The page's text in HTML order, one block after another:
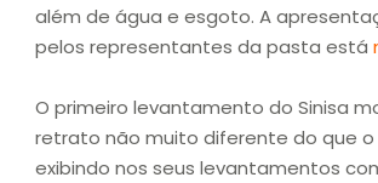
além de água e esgoto. A
pelos representantes da pasta está
O primeiro levantamento do Sinisa
retrato não muito diferente do que o
exibindo nos seus levantamentos